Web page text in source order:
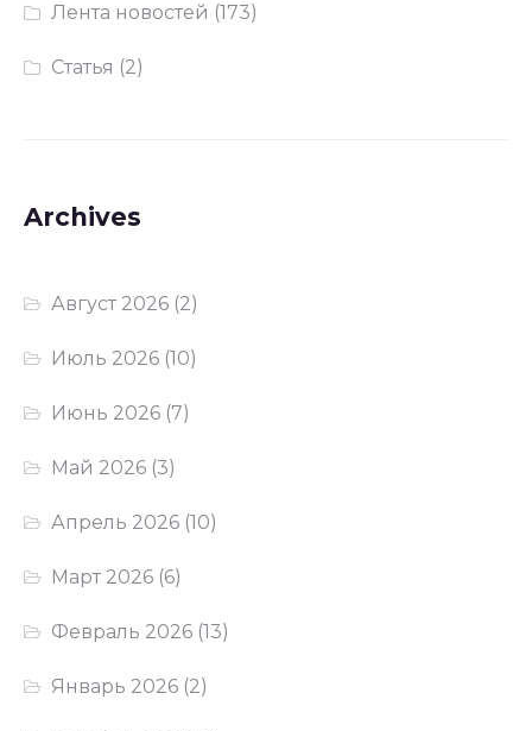
Лента новостей (173)
Статья (2)
Archives
Август 2026 (2)
Июль 2026 (10)
Июнь 2026 (7)
Май 2026 (3)
Апрель 2026 (10)
Март 2026 (6)
Февраль 2026 (13)
Январь 2026 (2)